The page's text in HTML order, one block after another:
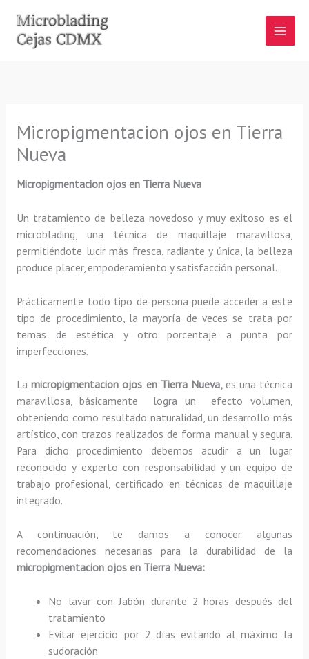
contenido
Micropigmentacion ojos en Tierra
Nueva
Micropigmentacion ojos en Tierra Nueva
Un tratamiento de belleza novedoso y muy exitoso es el
microblading, una técnica de maquillaje maravillosa,
permitiéndote lucir más fresca, radiante y única, la belleza
produce placer, empoderamiento y satisfacción personal.
Prácticamente todo tipo de persona puede acceder a este
tipo de procedimiento, la mayoría de veces se trata por
temas de estética y otro porcentaje a punta por
imperfecciones.
Lamicropigmentacion ojos en Tierra Nueva, es una técnica
maravillosa, básicamente
logra un efecto volumen,
obteniendo como resultado naturalidad, un desarrollo más
artístico, con trazos realizados de forma manual y segura.
Para dicho procedimiento debemos acudir a un lugar
reconocido y experto con responsabilidad y un equipo de
trabajo profesional, certificado en técnicas de maquillaje
integrado.
A continuación, te damos a conocer algunas
recomendaciones necesarias para la durabilidad de la
micropigmentacion ojos en Tierra Nueva:
No lavar con Jabón durante 2 horas después del
tratamiento
Evitar ejercicio por 2 días evitando al máximo la
sudoración